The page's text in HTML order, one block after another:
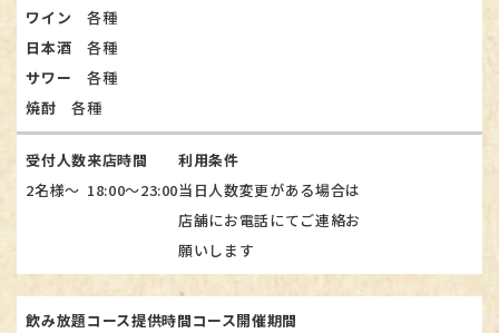
ワイン 各種​​​​​​​
日本酒 各種​​​​​​​
サワー 各種
焼酎各種
受付人数
2名様～
来店時間
18:00～23:00
利用条件
当日人数変更がある場合は
店舗にお電話にてご連絡お
願いします
飲み放題コース提供時間コース開催期間